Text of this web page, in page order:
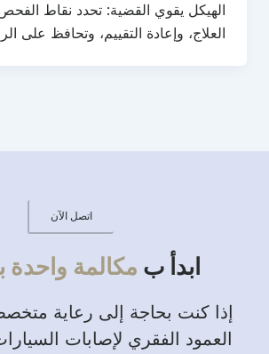
الهيكل يقوي القضية: تحدد نقاط
العلاج، وإعادة التقييم، وتحافظ على
اتصل الآن
ابدأ ب مكالمة
إذا كنت بحاجة إلى رعاية
العمود الفقري لإصابات